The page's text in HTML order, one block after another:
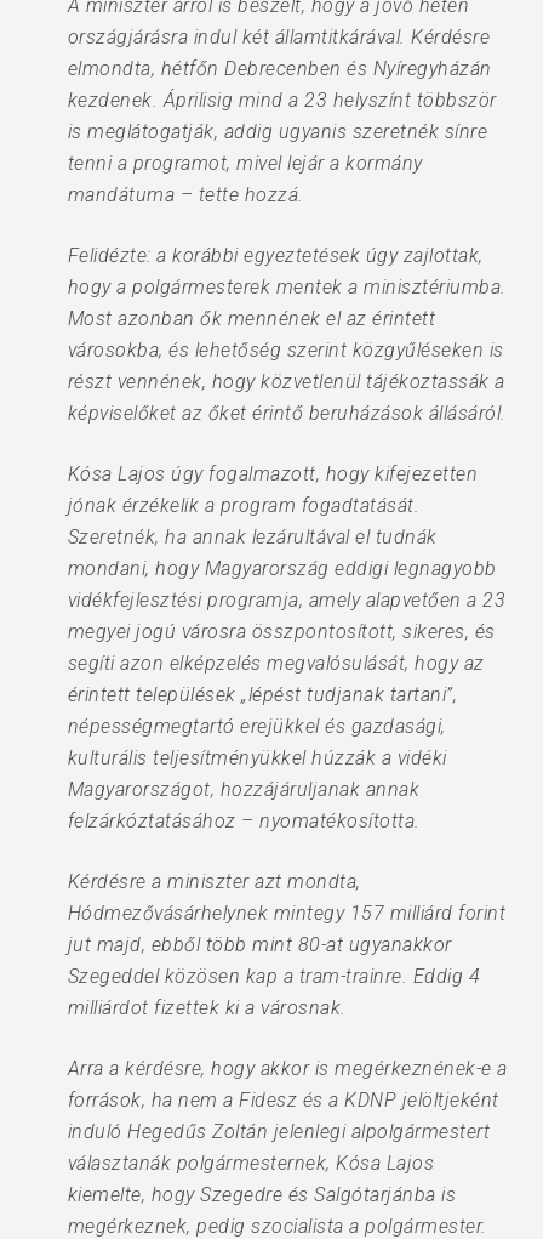
A miniszter arról is beszélt, hogy a jövő héten
országjárásra indul két államtitkárával. Kérdésre
elmondta, hétfőn Debrecenben és Nyíregyházán
kezdenek. Áprilisig mind a 23 helyszínt többször
is meglátogatják, addig ugyanis szeretnék sínre
tenni a programot, mivel lejár a kormány
mandátuma – tette hozzá.
Felidézte: a korábbi egyeztetések úgy zajlottak,
hogy a polgármesterek mentek a minisztériumba.
Most azonban ők mennének el az érintett
városokba, és lehetőség szerint közgyűléseken is
részt vennének, hogy közvetlenül tájékoztassák a
képviselőket az őket érintő beruházások állásáról.
Kósa Lajos úgy fogalmazott, hogy kifejezetten
jónak érzékelik a program fogadtatását.
Szeretnék, ha annak lezárultával el tudnák
mondani, hogy Magyarország eddigi legnagyobb
vidékfejlesztési programja, amely alapvetően a 23
megyei jogú városra összpontosított, sikeres, és
segíti azon elképzelés megvalósulását, hogy az
érintett települések „lépést tudjanak tartani”,
népességmegtartó erejükkel és gazdasági,
kulturális teljesítményükkel húzzák a vidéki
Magyarországot, hozzájáruljanak annak
felzárkóztatásához – nyomatékosította.
Kérdésre a miniszter azt mondta,
Hódmezővásárhelynek mintegy 157 milliárd forint
jut majd, ebből több mint 80-at ugyanakkor
Szegeddel közösen kap a tram-trainre. Eddig 4
milliárdot fizettek ki a városnak.
Arra a kérdésre, hogy akkor is megérkeznének-e a
források, ha nem a Fidesz és a KDNP jelöltjeként
induló Hegedűs Zoltán jelenlegi alpolgármestert
választanák polgármesternek, Kósa Lajos
kiemelte, hogy Szegedre és Salgótarjánba is
megérkeznek, pedig szocialista a polgármester.